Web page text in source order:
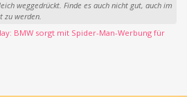
weggedrückt. Finde es auch nicht gut, auch im
zu werden.
BMW sorgt mit Spider-Man-Werbung für